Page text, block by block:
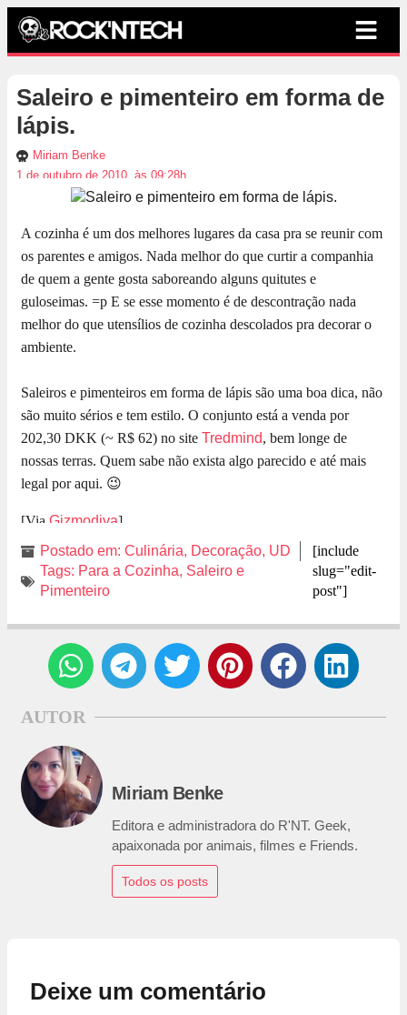
Saleiro e pimenteiro em forma de
lápis.
Miriam Benke
1 de outubro de 2010, às 09:28h
A cozinha é um dos melhores lugares da casa pra se reunir com
os parentes e amigos. Nada melhor do que curtir a companhia
de quem a gente gosta saboreando alguns quitutes e
guloseimas. =p E se esse momento é de descontração nada
melhor do que utensílios de cozinha descolados pra decorar o
ambiente.
Saleiros e pimenteiros em forma de lápis são uma boa dica, não
são muito sérios e tem estilo. O conjunto está a venda por
202,30 DKK (~ R$ 62) no site Tredmind, bem longe de
nossas terras. Quem sabe não exista algo parecido e até mais
legal por aqui. 😉
[Via Gizmodiva]
Postado em: Culinária, Decoração, UD
Tags: Para a Cozinha, Saleiro e
Pimenteiro
[include
slug="edit-
post"]
AUTOR
Miriam Benke
Editora e administradora do R'NT. Geek,
apaixonada por animais, filmes e Friends.
Todos os posts
Deixe um comentário